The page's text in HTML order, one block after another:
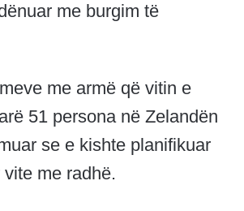
me burgim të
me armë që vitin e
51 persona në Zelandën
se e kishte planifikuar
me radhë.